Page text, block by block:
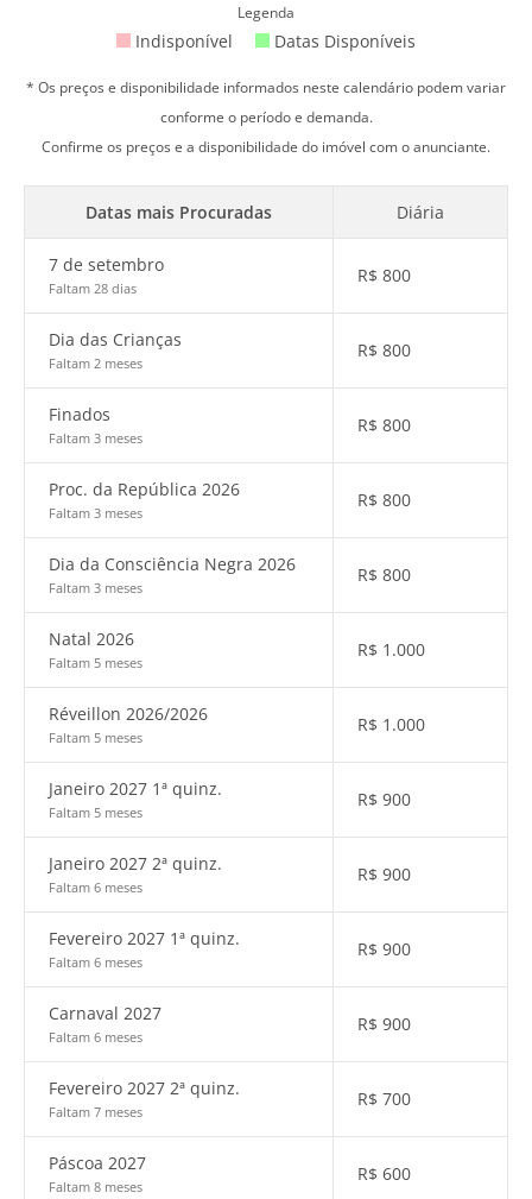
Legenda
Indisponível Datas Disponíveis
* Os preços e disponibilidade informados neste calendário podem variar
conforme o período e demanda.
Confirme os preços e a disponibilidade do imóvel com o anunciante.
Datas mais Procuradas Diária
7 de setembro
Faltam 28 dias
R$ 800
Dia das Crianças
Faltam 2 meses
R$ 800
Finados
Faltam 3 meses
R$ 800
Proc. da República 2026
Faltam 3 meses
R$ 800
Dia da Consciência Negra 2026
Faltam 3 meses
R$ 800
Natal 2026
Faltam 5 meses
R$ 1.000
Réveillon 2026/2026
Faltam 5 meses
R$ 1.000
Janeiro 2027 1ª quinz.
Faltam 5 meses
R$ 900
Janeiro 2027 2ª quinz.
Faltam 6 meses
R$ 900
Fevereiro 2027 1ª quinz.
Faltam 6 meses
R$ 900
Carnaval 2027
Faltam 6 meses
R$ 900
Fevereiro 2027 2ª quinz.
Faltam 7 meses
R$ 700
Páscoa 2027
Faltam 8 meses
R$ 600